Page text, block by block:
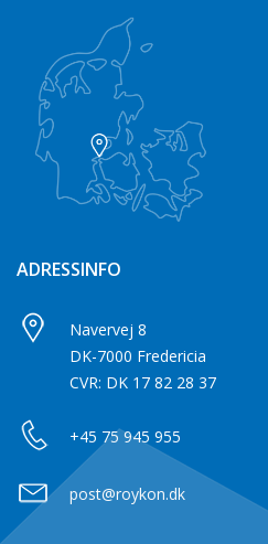
ADRESSINFO
Navervej 8
DK-7000 Fredericia
CVR: DK 17 82 28 37
+45 75 945 955
post@roykon.dk